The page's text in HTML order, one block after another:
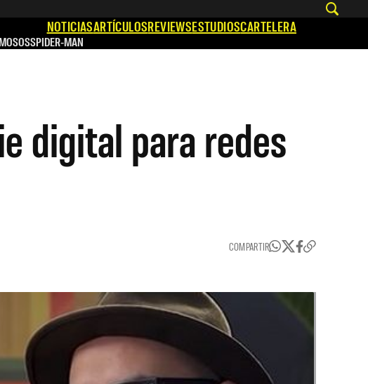
NOTICIASARTÍCULOSREVIEWSESTUDIOSCARTELERA
SPIDER-MAN
digital para redes
COMPARTIR